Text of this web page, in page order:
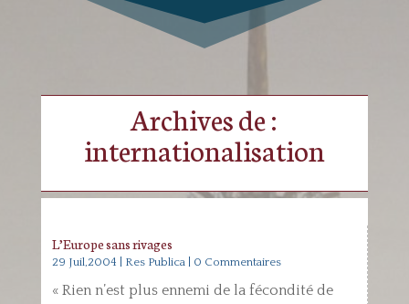
Archives de :
internationalisation
L’Europe sans rivages
29 Juil,2004 Res Publica| 0 Commentaires
« Rien n’est plus ennemi de la fécondité de